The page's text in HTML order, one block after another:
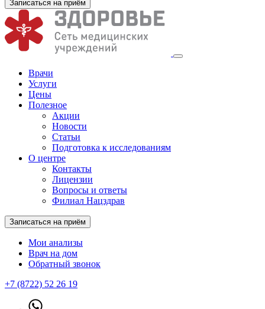
Записаться на приём
Врачи
Услуги
Цены
Полезное
Акции
Новости
Статьи
Подготовка к исследованиям
О центре
Контакты
Лицензии
Вопросы и ответы
Филиал Нацздрав
Записаться на приём
Мои анализы
Врач на дом
Обратный звонок
+7 (8722) 52 26 19